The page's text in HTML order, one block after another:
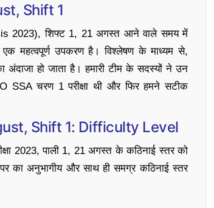
Shift 1
2023), शिफ्ट 1, 21 अगस्त आने वाले समय में
एक महत्वपूर्ण उपकरण है। विश्लेषण के माध्यम से,
अंदाजा हो जाता है। हमारी टीम के सदस्यों ने उन
SSA चरण 1 परीक्षा थी और फिर हमने सटीक
Shift 1: Difficulty Level
2023, पाली 1, 21 अगस्त के कठिनाई स्तर को
का अनुभागीय और साथ ही समग्र कठिनाई स्तर